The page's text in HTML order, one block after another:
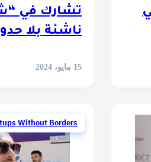
تشارك في
ناشئة بلا
15 مايو، 2024
Without Borders